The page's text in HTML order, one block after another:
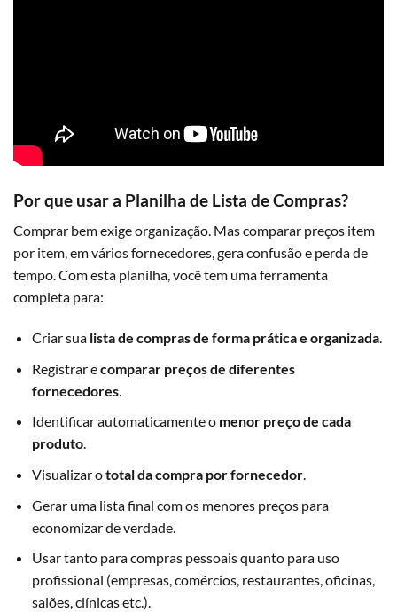
Por que usar a Planilha de Lista de Compras?
Comprar bem exige organização. Mas comparar preços item
por item, em vários fornecedores, gera confusão e perda de
tempo. Com esta planilha, você tem uma ferramenta
completa para:
Criar sua lista de compras de forma prática e organizada.
Registrar ecomparar preços de diferentes
fornecedores.
Identificar automaticamente o menor preço de cada
produto.
Visualizar ototal da compra por fornecedor.
Gerar uma lista final com os menores preços para
economizar de verdade.
Usar tanto para compras pessoais quanto para uso
profissional (empresas, comércios, restaurantes, oficinas,
salões, clínicas etc.).